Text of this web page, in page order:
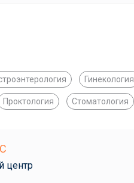
Гинекология
Проктология Стоматология
центр